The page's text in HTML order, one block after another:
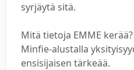
syrjäytä sitä.
Mitä tietoja EMME kerää?
Minfie-alustalla
ensisijaisen tärkeää.